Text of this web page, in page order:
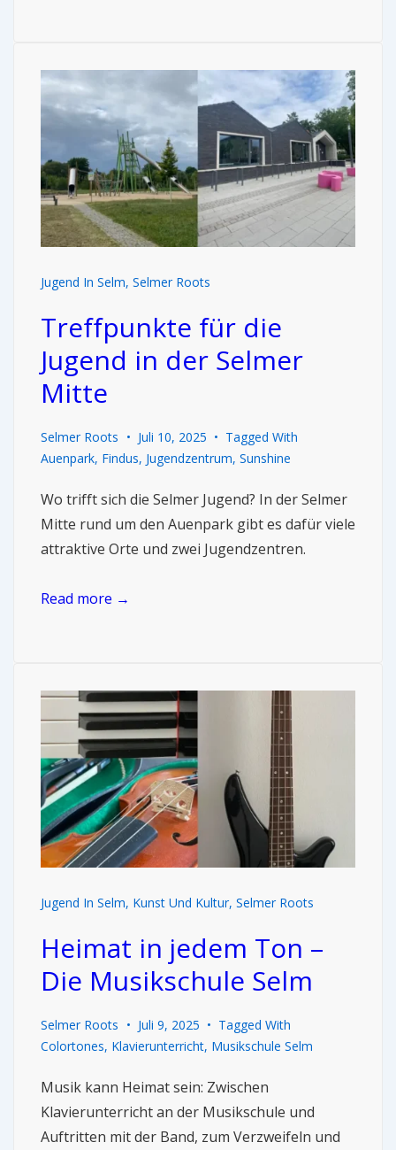
Jugend In Selm, Selmer Roots
Treffpunkte für die
Jugend in der Selmer
Mitte
Selmer Roots Juli 10, 2025
Tagged With
Auenpark, Findus, Jugendzentrum, Sunshine
Wo trifft sich die Selmer Jugend? In der Selmer
Mitte rund um den Auenpark gibt es dafür viele
attraktive Orte und zwei Jugendzentren.
Read more →
Jugend In Selm, Kunst Und Kultur, Selmer Roots
Heimat in jedem Ton –
Die Musikschule Selm
Selmer Roots Juli 9, 2025
Tagged With
Colortones, Klavierunterricht, Musikschule Selm
Musik kann Heimat sein: Zwischen
Klavierunterricht an der Musikschule und
Auftritten mit der Band, zum Verzweifeln und